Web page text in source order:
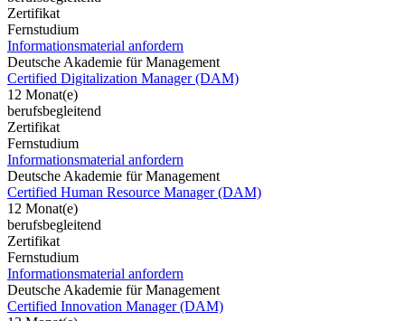
Zertifikat
Fernstudium
Informationsmaterial anfordern
Deutsche Akademie für Management
Certified Digitalization Manager (DAM)
12 Monat(e)
berufsbegleitend
Zertifikat
Fernstudium
Informationsmaterial anfordern
Deutsche Akademie für Management
Certified Human Resource Manager (DAM)
12 Monat(e)
berufsbegleitend
Zertifikat
Fernstudium
Informationsmaterial anfordern
Deutsche Akademie für Management
Certified Innovation Manager (DAM)